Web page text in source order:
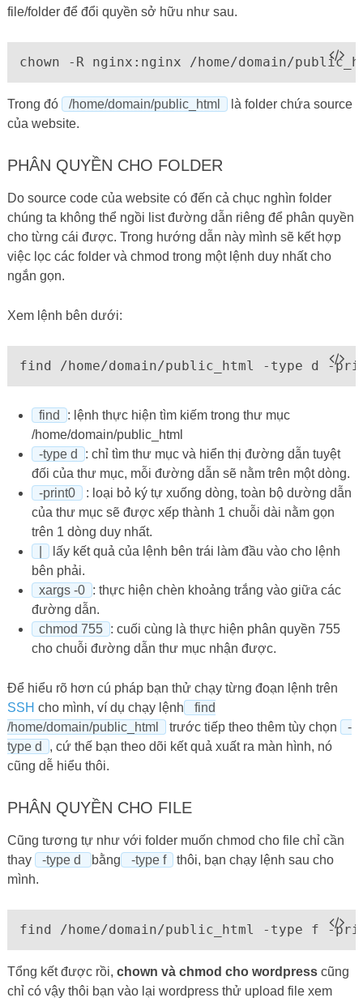
file/folder để đổi quyền sở hữu như sau.
chown -R nginx:nginx /home/domain/
Trong đó /home/domain/public_html
là folder chứa source
của website.
PHÂN QUYỀN CHO FOLDER
Do source code của website có đến cả chục nghìn folder
chúng ta không thể ngồi list đường dẫn riêng để phân quyền
cho từng cái được. Trong hướng dẫn này mình sẽ kết hợp
việc lọc các folder và chmod trong một lệnh duy nhất cho
ngắn gọn.
Xem lệnh bên dưới:
find /home/domain/public_html -type d -
find
: lệnh thực hiện tìm kiếm trong thư mục
/home/domain/public_html
-type d
: chỉ tìm thư mục và hiển thị đường dẫn tuyệt
đối của thư mục, mỗi đường dẫn sẽ nằm trên một dòng.
-print0
: loại bỏ ký tự xuống dòng, toàn bộ dường dẫn
của thư mục sẽ được xếp thành 1 chuỗi dài nằm gọn
trên 1 dòng duy nhất.
lấy kết quả của lệnh bên trái làm đầu vào cho lệnh
bên phải.
xargs -0 : thực hiện chèn khoảng trắng vào giữa các
đường dẫn.
chmod 755 : cuối cùng là thực hiện phân quyền 755
cho chuỗi đường dẫn thư mục nhận được.
Để hiểu rõ hơn cú pháp bạn thử chạy từng đoạn lệnh trên
SSH cho mình, ví dụ chạy lệnh
find
/home/domain/public_html
trước tiếp theo thêm tùy chọn
-
type d
, cứ thế bạn theo dõi kết quả xuất ra màn hình, nó
cũng dễ hiểu thôi.
PHÂN QUYỀN CHO FILE
Cũng tương tự như với folder muốn chmod cho file chỉ cần
thay
-type d bằng -type f
thôi, bạn chạy lệnh sau cho
mình.
find /home/domain/public_html -type f -
Tổng kết được rồi, chown và chmod cho wordpresscũng
chỉ có vậy thôi bạn vào lại wordpress thử upload file xem